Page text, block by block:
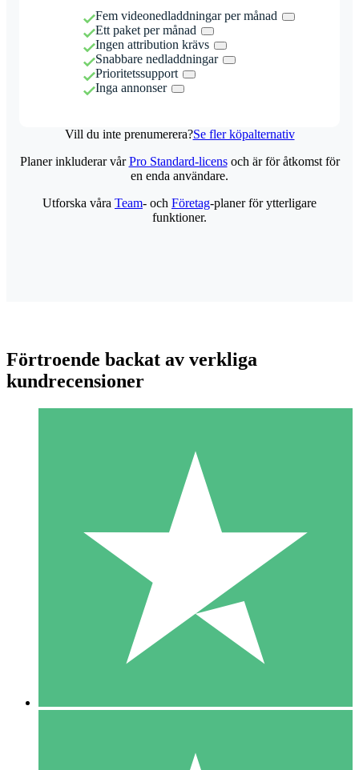
Fem videonedladdningar per månad
Ett paket per månad
Ingen attribution krävs
Snabbare nedladdningar
Prioritetssupport
Inga annonser
Vill du inte prenumerera?Se fler köpalternativ
Individuella Kreditpaket
Betala per användning med nedladdningskrediter. Inget
1 Nedladdningar
10 00
10 Nedladdningar
Planer inkluderar vårPro Standard-licensoch är för åtkomst för
en enda användare.
Utforska våra Team- och Företag-planer för ytterligare
funktioner.
Förtroende backat av verkliga
kundrecensioner